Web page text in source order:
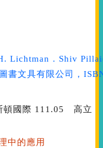
Lichtman．Shiv
書文具有限公司，
頓國際 111.05 高立
中的應用